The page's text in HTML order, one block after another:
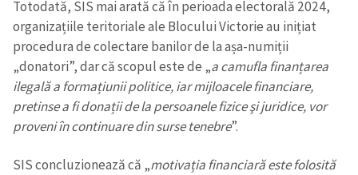
Totodată, SIS mai arată că în perioada electorală 2024,
organizațiile teritoriale ale Blocului Victorie au inițiat
procedura de colectare banilor de la așa-numiții
„donatori”, dar că scopul este de „a camufla finanțarea
ilegală a formațiunii politice, iar mijloacele financiare,
pretinse a fi donații de la persoanele fizice şi juridice, vor
proveni în continuare din surse tenebre”.
SIS concluzionează că „motivația financiară este folosită